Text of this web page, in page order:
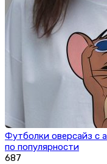
Футболки оверсайз с
по популярности
687